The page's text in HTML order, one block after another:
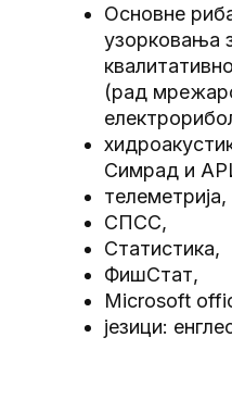
Основне
узорковања
(рад
Симрад и
телеметрија,
СПСС,
Статистика,
ФишСтат,
Microsoft
језици: